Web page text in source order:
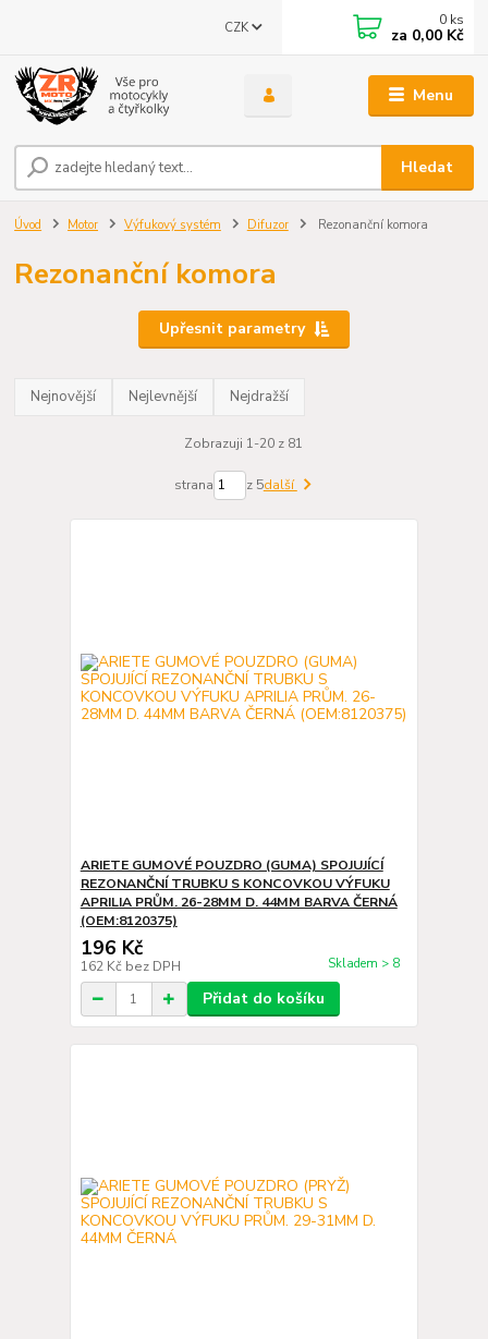
Menu
CZK
Hledat
0 ks
za 0,00 Kč
Úvod Motor Výfukový systém Difuzor Rezonanční komora
Rezonanční komora
Upřesnit parametry
Nejnovější Nejlevnější Nejdražší
Zobrazuji 1-20 z 81
strana z 5další
ARIETE GUMOVÉ POUZDRO (GUMA) SPOJUJÍCÍ
REZONANČNÍ TRUBKU S KONCOVKOU VÝFUKU
APRILIA PRŮM. 26-28MM D. 44MM BARVA ČERNÁ
(OEM:8120375)
196 Kč
162 Kč bez DPH Skladem > 8
Přidat do košíku